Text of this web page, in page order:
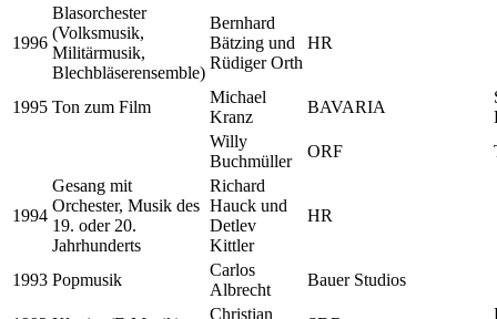
1996
Blasorchester
(Volksmusik,
Militärmusik,
Blechbläserensemble)
Bernhard
Bätzing und
Rüdiger Orth
HR
1995 Ton zum Film
Michael
Kranz
BAVARIA
Willy
Buchmüller
ORF
1994
Gesang mit
Orchester, Musik des
19. oder 20.
Jahrhunderts
Richard
Hauck und
Detlev
Kittler
HR
1993 Popmusik
Carlos
Albrecht
Bauer Studios
Christian